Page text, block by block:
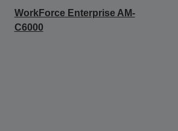
WorkForce Enterprise​ AM-
C6000​